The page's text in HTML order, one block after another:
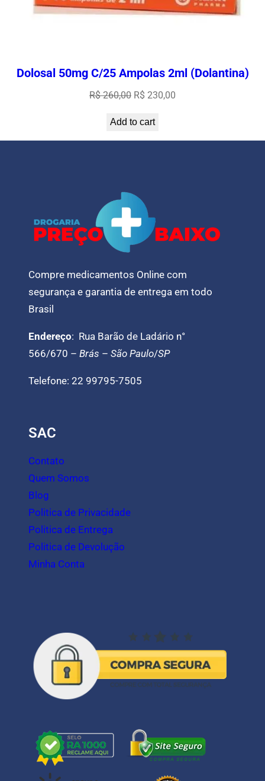
Dolosal 50mg C/25 Ampolas 2ml (Dolantina)
R$260,00 Original
was:
R$ 230,00
Add to cart
Compre medicamentos Online com
segurança e garantia de entrega em todo
Brasil
Endereço: Rua Barão de Ladário n°
566/670 – Brás – São Paulo/SP
Telefone: 22 99795-7505
SAC
Contato
Quem Somos
Blog
Politica de Privacidade
Politica de Entrega
Politica de Devolução
Minha Conta